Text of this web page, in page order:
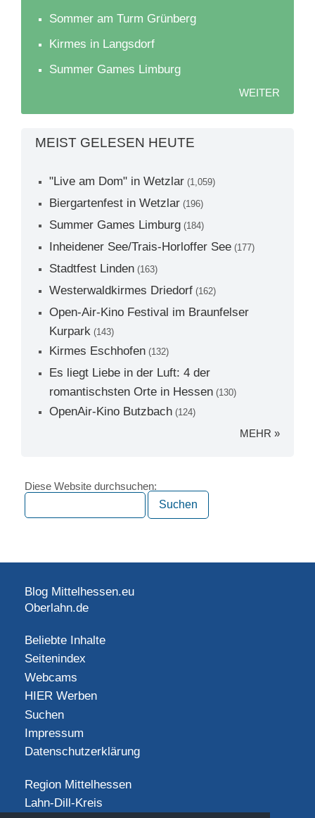
Sommer am Turm Grünberg
Kirmes in Langsdorf
Summer Games Limburg
WEITER
MEIST GELESEN HEUTE
"Live am Dom" in Wetzlar (1,059)
Biergartenfest in Wetzlar (196)
Summer Games Limburg (184)
Inheidener See/Trais-Horloffer See (177)
Stadtfest Linden (163)
Westerwaldkirmes Driedorf (162)
Open-Air-Kino Festival im Braunfelser
Kurpark (143)
Kirmes Eschhofen (132)
Es liegt Liebe in der Luft: 4 der
romantischsten Orte in Hessen (130)
OpenAir-Kino Butzbach (124)
MEHR »
Diese Website durchsuchen:
Blog Mittelhessen.eu
Oberlahn.de
Beliebte Inhalte
Seitenindex
Webcams
HIER Werben
Suchen
Impressum
Datenschutzerklärung
Region Mittelhessen
Lahn-Dill-Kreis